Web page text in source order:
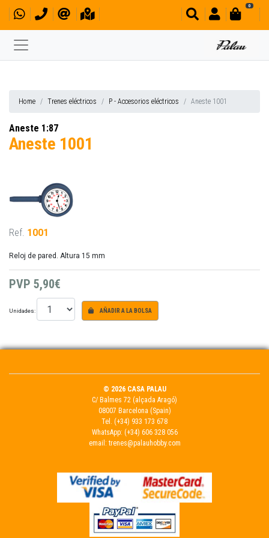
0
Home Trenes eléctricos P - Accesorios eléctricos Aneste 1001
Aneste 1:87
Aneste 1001
Ref. 1001
Reloj de pared. Altura 15 mm
PVP 5,90€
Unidades: AÑADIR A LA BOLSA
© 2026 CASA PALAU
C/ Balmes 72 (alçada Aragó)
08007 Barcelona (Spain)
Tel. (+34) 933 173 678
WhatsApp: (+34) 606 328 056
email: trenes@palauhobby.com